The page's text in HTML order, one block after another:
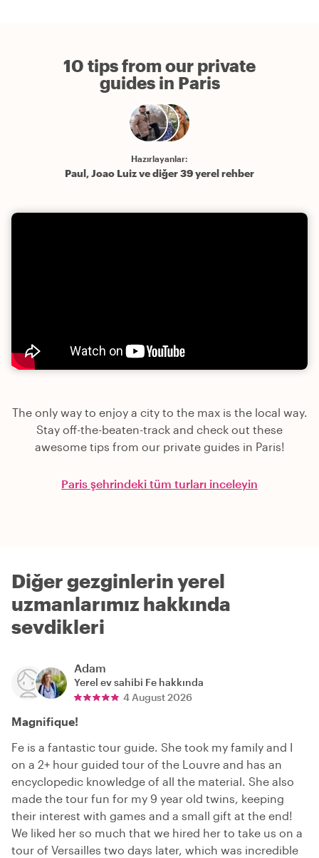
10 tips from our private
guides in Paris
Hazırlayanlar:
Paul, Joao Luiz ve diğer 39 yerel rehber
The only way to enjoy a city to the max is the local way.
Stay off-the-beaten-track and check out these
awesome tips from our private guides in Paris!
Paris şehrindeki tüm turları inceleyin
Diğer gezginlerin yerel
uzmanlarımız hakkında
sevdikleri
Adam
Yerel ev sahibi Fe hakkında
4 August 2026
Magnifique!
Fe is a fantastic tour guide. She took my family and I
on a 2+ hour guided tour of the Louvre and has an
encyclopedic knowledge of all the material. She also
made the tour fun for my 9 year old twins, keeping
their interest with games and a small gift at the end!
We liked her so much that we hired her to take us on a
tour of Versailles two days later, which was incredible